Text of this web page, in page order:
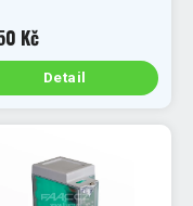
Kč
Detail